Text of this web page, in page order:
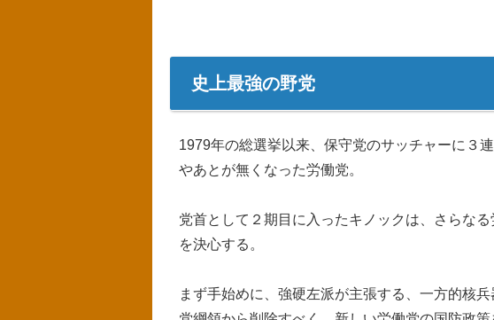
史上最強の野党
1979年の総選挙以来、保守党のサッチャーに３
やあとが無くなった労働党。
党首として２期目に入ったキノックは、さらな
を決心する。
まず手始めに、強硬左派が主張する、一方的核